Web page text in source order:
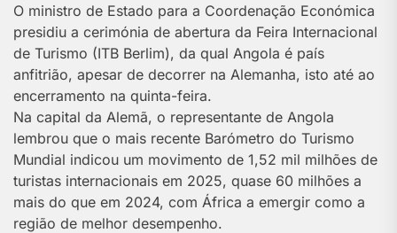
O ministro de Estado para a Coordenação Económica
presidiu a cerimónia de abertura da Feira Internacional
de Turismo (ITB Berlim), da qual Angola é país
anfitrião, apesar de decorrer na Alemanha, isto até ao
encerramento na quinta-feira.
Na capital da Alemã, o representante de Angola
lembrou que o mais recente Barómetro do Turismo
Mundial indicou um movimento de 1,52 mil milhões de
turistas internacionais em 2025, quase 60 milhões a
mais do que em 2024, com África a emergir como a
região de melhor desempenho.